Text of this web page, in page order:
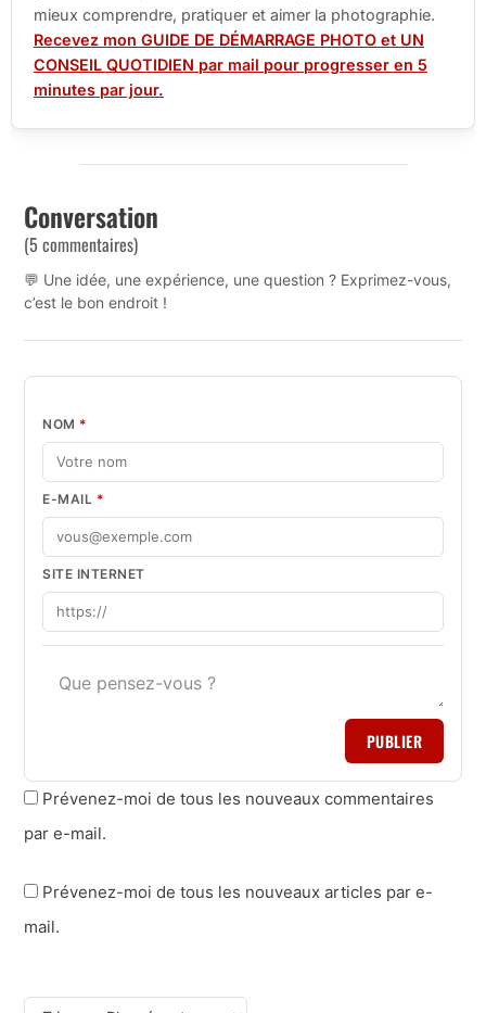
mieux comprendre, pratiquer et aimer la photographie.
Recevez mon GUIDE DE DÉMARRAGE PHOTO et UN
CONSEIL QUOTIDIEN par mail pour progresser en 5
minutes par jour.
Conversation
(5 commentaires)
💬 Une idée, une expérience, une question ? Exprimez-vous,
c’est le bon endroit !
NOM *
E-MAIL *
SITE INTERNET
PUBLIER
Prévenez-moi de tous les nouveaux commentaires
par e-mail.
Prévenez-moi de tous les nouveaux articles par e-
mail.